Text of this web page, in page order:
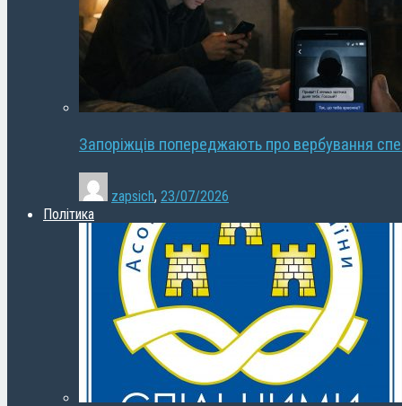
Запоріжців попереджають про вербування
zapsich, 23/07/2026
Політика